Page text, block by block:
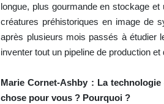
longue, plus gourmande en stockage
créatures préhistoriques en image de
après plusieurs mois passés à étudier
inventer tout un pipeline de production
Marie Cornet-Ashby : La
chose pour vous ? Pourquoi ?